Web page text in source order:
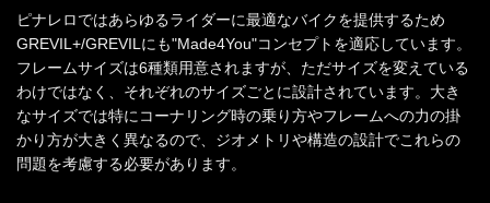
ピナレロではあらゆるライダーに最適なバイクを提供するため
GREVIL+/GREVILにも"Made4You"コンセプトを適応しています。
フレームサイズは6種類用意されますが、ただサイズを変えている
わけではなく、それぞれのサイズごとに設計されています。大き
なサイズでは特にコーナリング時の乗り方やフレームへの力の掛
かり方が大きく異なるので、ジオメトリや構造の設計でこれらの
問題を考慮する必要があります。